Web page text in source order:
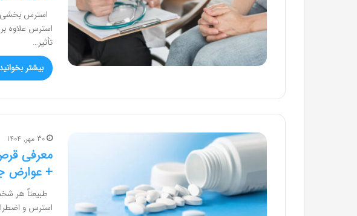
استرس بخشی
استرس علاوه
تأثیر…
بیشتر
30 مهر, 1404
معرفی
+ عوارض
طبیعتاً هر
استرس و